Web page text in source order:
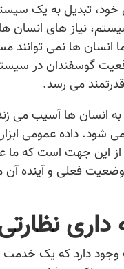
خود، تبدیل به یک
نیاز های
انسان ها نمی
گوسفندان در
می رسد.
انسان ها آسیب می
شود. داده عمومی
از این جهت است که
فعلی و آینده آن
دارد که یک خدمت